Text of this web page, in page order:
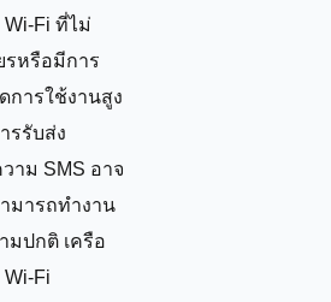
Wi-Fi ที่ไม่
รหรือมีการ
การใช้งานสูง
รรับส่ง
าม SMS อาจ
มารถทำงาน
มปกติ เครือ
Fi